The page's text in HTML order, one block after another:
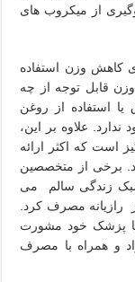
از میکروب های
کاهش وزن استفاده
قابل توجه از چه
استفاده از روغن
علاوه بر این،
که اکثر ارائه
برخی از متخصصین
سبک زندگی سالم می
مصرف کرد.
پزشک خود مشورت
و همراه با مصرف